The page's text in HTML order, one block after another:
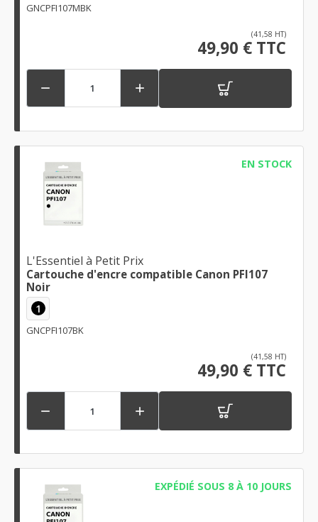
GNCPFI107MBK
(41,58 HT)
49,90 € TTC
 
EN STOCK
L'Essentiel à Petit Prix
Cartouche d'encre compatible Canon PFI107
Noir
1
GNCPFI107BK
(41,58 HT)
49,90 € TTC
 
EXPÉDIÉ SOUS 8 À 10 JOURS